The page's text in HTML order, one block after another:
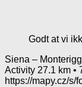
Godt at vi
Siena –
Activity 27.1 km •
https://mapy.cz/s/